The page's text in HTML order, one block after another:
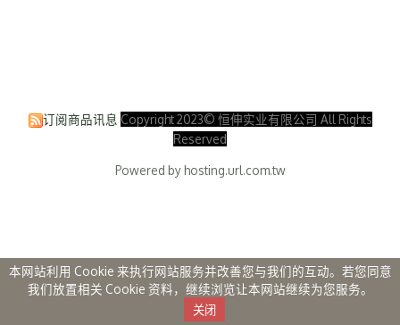
订阅商品讯息 Copyright 2023© 恒伸实业有限公司 All Rights
Reserved
Powered by hosting.url.com.tw
本网站利用 Cookie 来执行网站服务并改善您与我们的互动。若您同意
我们放置相关 Cookie 资料，继续浏览让本网站继续为您服务。